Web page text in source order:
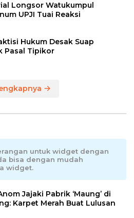
Longsor Watukumpul
UPJI Tuai Reaksi
Hukum Desak Suap
Pasal Tipikor
untuk widget dengan
bisa dengan mudah
widget.
Jajaki Pabrik ‘Maung’ di
Karpet Merah Buat Lulusan